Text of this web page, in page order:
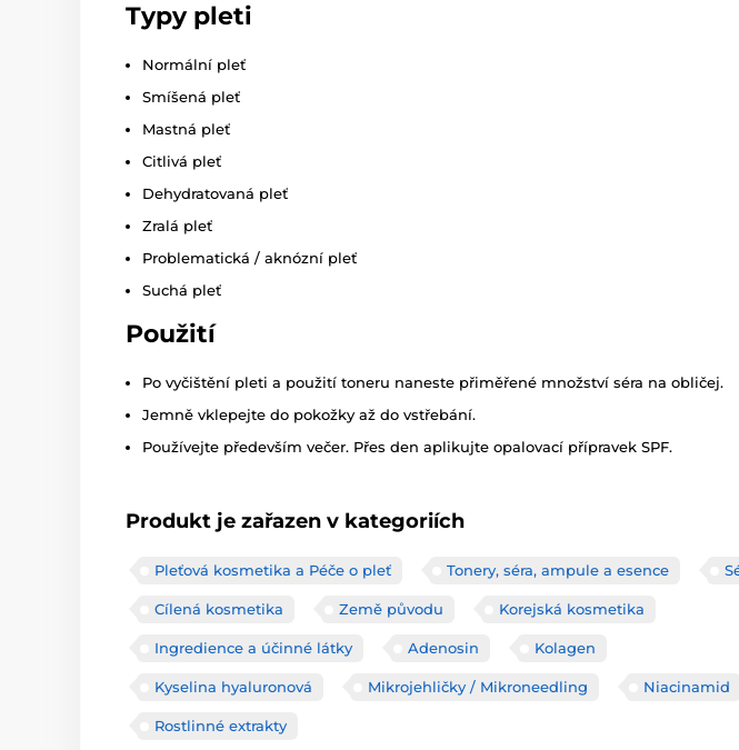
Typy pleti
Normální pleť
Smíšená pleť
Mastná pleť
Citlivá pleť
Dehydratovaná pleť
Zralá pleť
Problematická / aknózní pleť
Suchá pleť
Použití
Po vyčištění pleti a použití toneru naneste přiměřené množství séra na obličej.
Jemně vklepejte do pokožky až do vstřebání.
Používejte především večer. Přes den aplikujte opalovací přípravek SPF.
Produkt je zařazen v kategoriích
Pleťová kosmetika a Péče o pleť Tonery, séra, ampule a esence
Cílená kosmetika Země původu Korejská kosmetika
Ingredience a účinné látky Adenosin Kolagen
Kyselina hyaluronová Mikrojehličky / Mikroneedling Niacinamid
Rostlinné extrakty